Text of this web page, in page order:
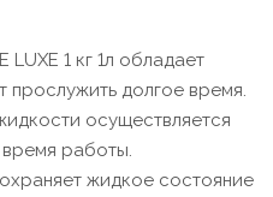
LUXЕ 1 кг 1л обладает
долгое время.
осуществляется
работы.
жидкое состояние